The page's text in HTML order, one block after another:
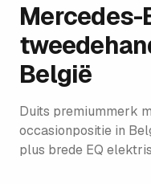
Mercedes-
België
Duits premiummerk
occasionpositie in
plus brede EQ